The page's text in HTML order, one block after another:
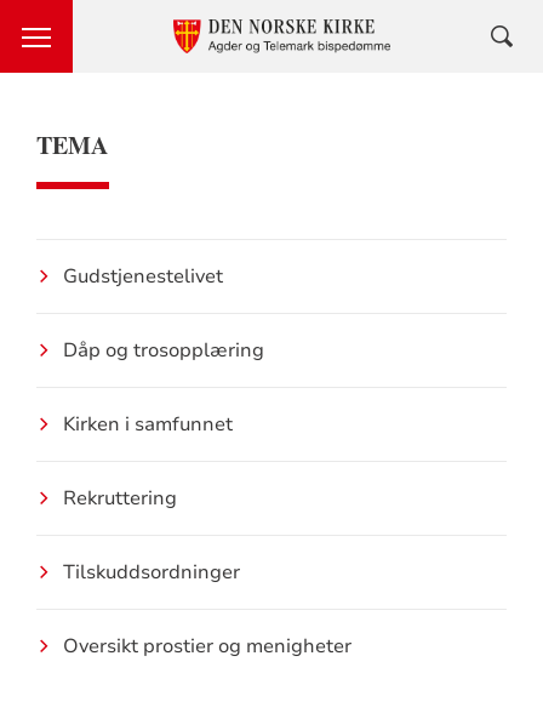
TEMA
Gudstjenestelivet
Dåp og trosopplæring
Kirken i samfunnet
Rekruttering
Tilskuddsordninger
Oversikt prostier og menigheter